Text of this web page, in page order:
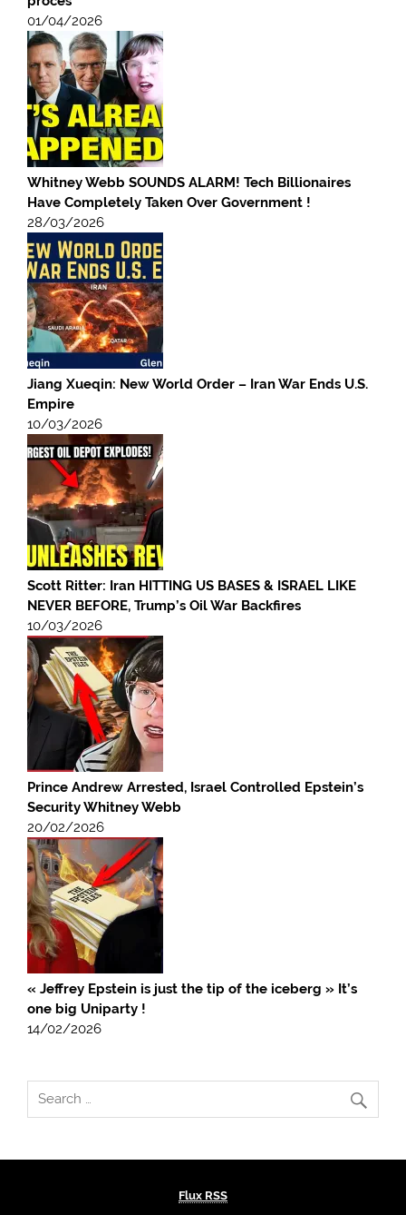
01/04/2026
Whitney Webb SOUNDS ALARM! Tech Billionaires
Have Completely Taken Over Government !
28/03/2026
Jiang Xueqin: New World Order – Iran War Ends U.S.
Empire
10/03/2026
Scott Ritter: Iran HITTING US BASES & ISRAEL LIKE
NEVER BEFORE, Trump’s Oil War Backfires
10/03/2026
Prince Andrew Arrested, Israel Controlled Epstein’s
Security Whitney Webb
20/02/2026
« Jeffrey Epstein is just the tip of the iceberg » It’s
one big Uniparty !
14/02/2026
Flux RSS